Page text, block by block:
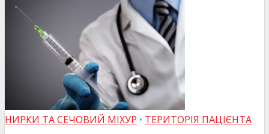
НИРКИ ТА СЕЧОВИЙ МІХУР • ТЕРИТОРІЯ ПАЦІЄНТА